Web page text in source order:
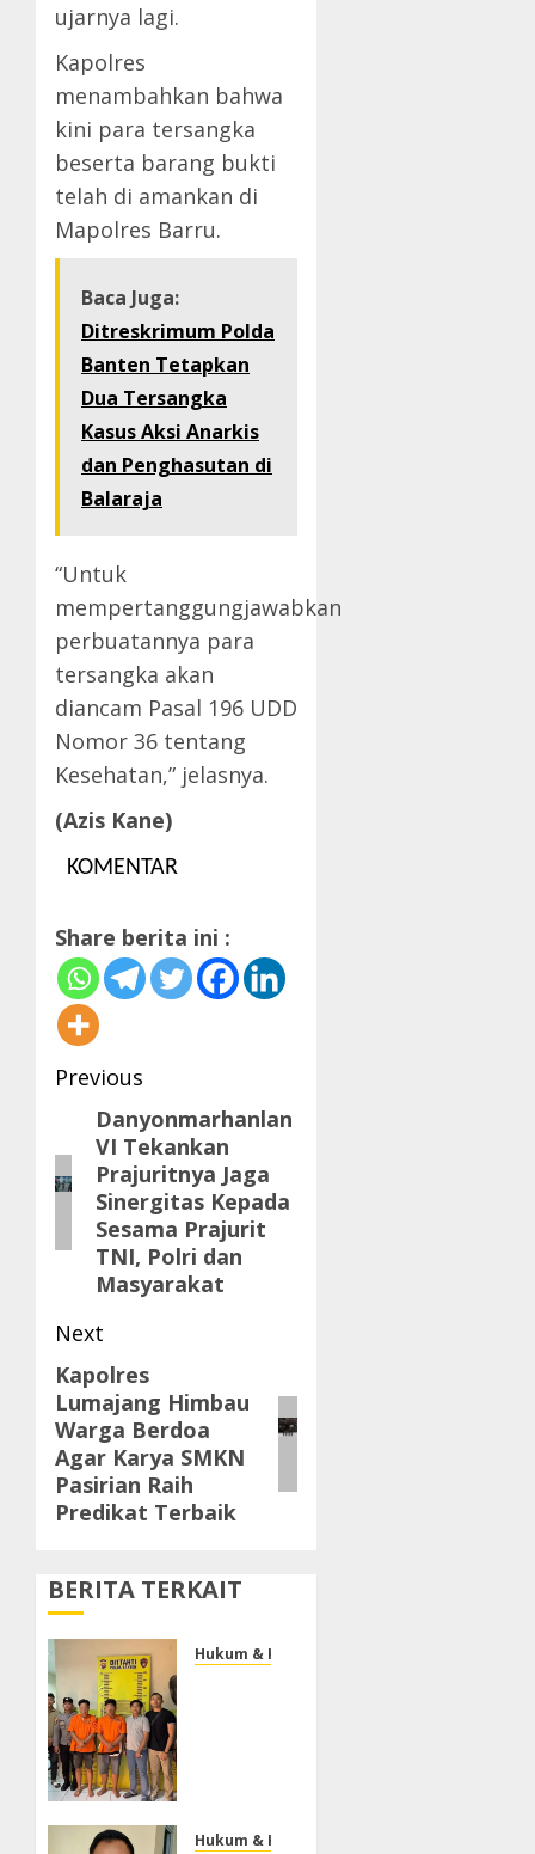
ujarnya lagi.
Kapolres
menambahkan bahwa
kini para tersangka
beserta barang bukti
telah di amankan di
Mapolres Barru.
Baca Juga:
Ditreskrimum Polda
Banten Tetapkan
Dua Tersangka
Kasus Aksi Anarkis
dan Penghasutan di
Balaraja
“Untuk
mempertanggungjawabkan
perbuatannya para
tersangka akan
diancam Pasal 196 UDD
Nomor 36 tentang
Kesehatan,” jelasnya.
(Azis Kane)
KOMENTAR
Share berita ini :
Post
navigation
Previous
Previous
post:
Danyonmarhanlan
VI Tekankan
Prajuritnya Jaga
Sinergitas Kepada
Sesama Prajurit
TNI, Polri dan
Masyarakat
Next
Next
post:
Kapolres
Lumajang Himbau
Warga Berdoa
Agar Karya SMKN
Pasirian Raih
Predikat Terbaik
BERITA TERKAIT
Hukum & Kriminal
Kasus
Hukum & Kriminal